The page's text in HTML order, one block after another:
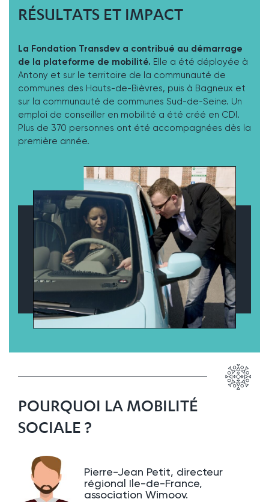
RÉSULTATS ET IMPACT
La Fondation Transdev a contribué au démarrage
de la plateforme de mobilité. Elle a été déployée à
Antony et sur le territoire de la communauté de
communes des Hauts-de-Bièvres, puis à Bagneux et
sur la communauté de communes Sud-de-Seine. Un
emploi de conseiller en mobilité a été créé en CDI.
Plus de 370 personnes ont été accompagnées dès la
première année.
POURQUOI LA MOBILITÉ
SOCIALE ?
Pierre-Jean Petit, directeur
régional Ile-de-France,
association Wimoov.